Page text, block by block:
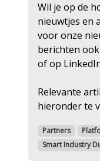
Wil je op de
nieuwtjes en
voor onze
berichten
of op
Relevante
hieronder te
Partners
Smart Industry